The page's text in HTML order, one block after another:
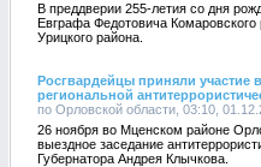
В преддверии 255-летия со дня
Евграфа Федотовича
Урицкого района.
Росгвардейцы приняли участие
региональной
по Орловской области, 03:10,
26 ноября во Мценском районе
выездное заседание
Губернатора Андрея Клычкова.